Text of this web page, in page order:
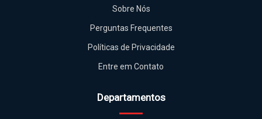
Sobre Nós
Perguntas Frequentes
Políticas de Privacidade
Entre em Contato
Departamentos